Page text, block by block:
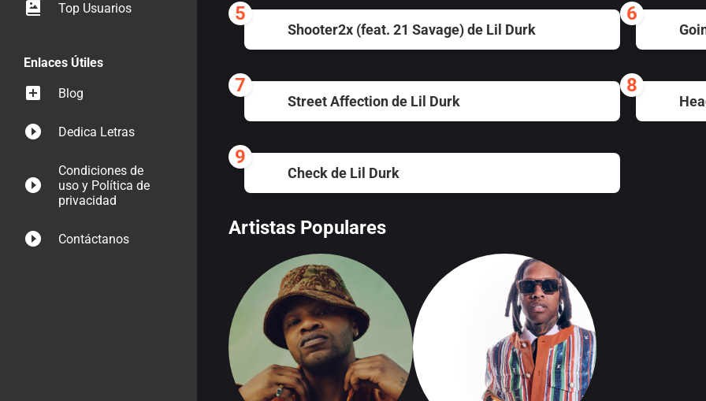
Top Usuarios
Enlaces Útiles
Blog
Dedica Letras
Condiciones de
uso y Política de
privacidad
Contáctanos
5
Shooter2x (feat. 21 Savage) de Lil Durk
6
7
Street Affection de Lil Durk
8
9
Check de Lil Durk
Artistas Populares